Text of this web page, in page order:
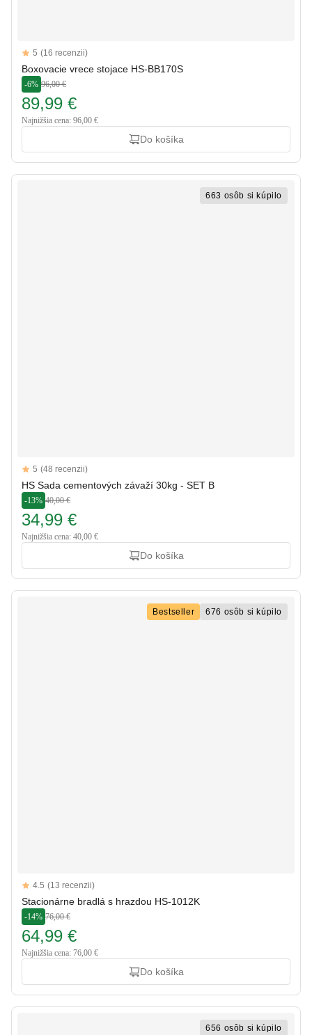
Reviews
5 out of 5 stars
5 (16 recenzii)
Boxovacie vrece stojace HS-BB170S
-6% 96,00 €
89,99 €
Najnižšia cena: 96,00 €
Do košíka
663 osôb si kúpilo
Reviews
5 out of 5 stars
5 (48 recenzii)
HS Sada cementových závaží 30kg - SET B
-13% 40,00 €
34,99 €
Najnižšia cena: 40,00 €
Do košíka
Bestseller 676 osôb si kúpilo
Reviews
4.5 out of 5 stars
4.5 (13 recenzii)
Stacionárne bradlá s hrazdou HS-1012K
-14% 76,00 €
64,99 €
Najnižšia cena: 76,00 €
Do košíka
656 osôb si kúpilo